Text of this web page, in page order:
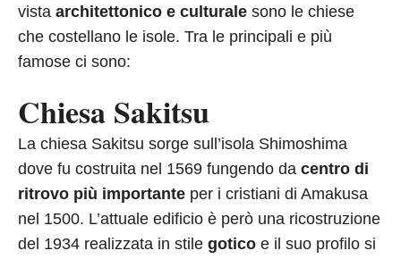
vista architettonico e culturale sono le chiese
che costellano le isole. Tra le principali e più
famose ci sono:
Chiesa Sakitsu
La chiesa Sakitsu sorge sull’isola Shimoshima
dove fu costruita nel 1569 fungendo da centro di
ritrovo più importante per i cristiani di Amakusa
nel 1500. L’attuale edificio è però una ricostruzione
del 1934 realizzata in stile gotico e il suo profilo si